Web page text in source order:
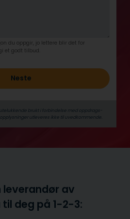
du oppgir, jo lettere blir det for
et godt tilbud.
Neste
brukt i forbindelse med oppdrags­
utleveres ikke til uvedkommende.
leverandør av
til deg på 1-2-3: